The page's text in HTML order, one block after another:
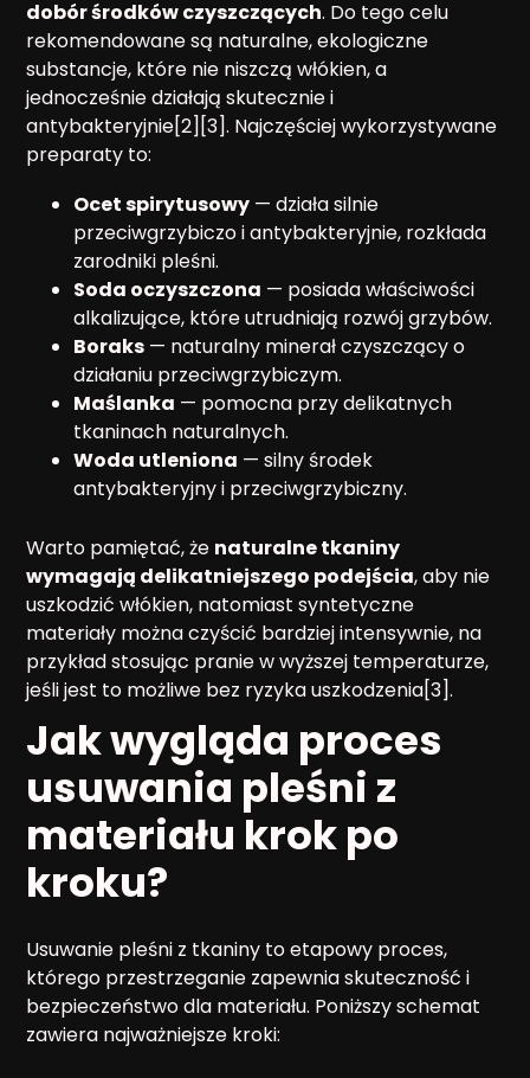
dobór środków czyszczących. Do tego celu
rekomendowane są naturalne, ekologiczne
substancje, które nie niszczą włókien, a
jednocześnie działają skutecznie i
antybakteryjnie[2][3]. Najczęściej wykorzystywane
preparaty to:
Ocet spirytusowy — działa silnie
przeciwgrzybiczo i antybakteryjnie, rozkłada
zarodniki pleśni.
Soda oczyszczona — posiada właściwości
alkalizujące, które utrudniają rozwój grzybów.
Boraks — naturalny minerał czyszczący o
działaniu przeciwgrzybiczym.
Maślanka — pomocna przy delikatnych
tkaninach naturalnych.
Woda utleniona — silny środek
antybakteryjny i przeciwgrzybiczny.
Warto pamiętać, że naturalne tkaniny
wymagają delikatniejszego podejścia, aby nie
uszkodzić włókien, natomiast syntetyczne
materiały można czyścić bardziej intensywnie, na
przykład stosując pranie w wyższej temperaturze,
jeśli jest to możliwe bez ryzyka uszkodzenia[3].
Jak wygląda proces
usuwania pleśni z
materiału krok po
kroku?
Usuwanie pleśni z tkaniny to etapowy proces,
którego przestrzeganie zapewnia skuteczność i
bezpieczeństwo dla materiału. Poniższy schemat
zawiera najważniejsze kroki: